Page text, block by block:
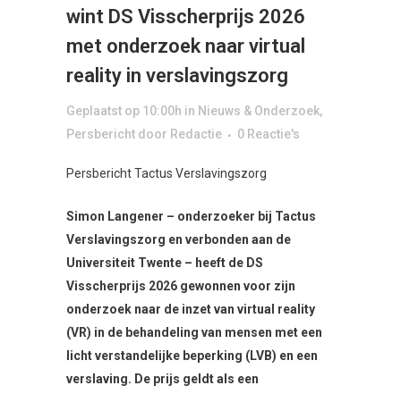
wint DS Visscherprijs 2026
met onderzoek naar virtual
reality in verslavingszorg
Geplaatst op 10:00h in Nieuws & Onderzoek,
Persbericht door Redactie 0 Reactie's
Persbericht Tactus Verslavingszorg
Simon Langener – onderzoeker bij Tactus
Verslavingszorg en verbonden aan de
Universiteit Twente – heeft de DS
Visscherprijs 2026 gewonnen voor zijn
onderzoek naar de inzet van virtual reality
(VR) in de behandeling van mensen met een
licht verstandelijke beperking (LVB) en een
verslaving. De prijs geldt als een